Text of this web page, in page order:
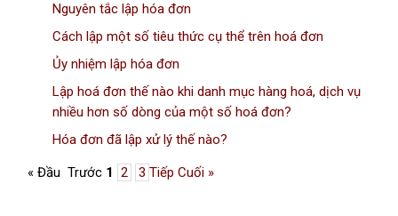
Nguyên tắc lập hóa đơn
Cách lập một số tiêu thức cụ thể trên hoá đơn
Ủy nhiệm lập hóa đơn
Lập hoá đơn thế nào khi danh mục hàng hoá, dịch vụ
nhiều hơn số dòng của một số hoá đơn?
Hóa đơn đã lập xử lý thế nào?
« Đầu Trước 1 2 3 Tiếp Cuối »